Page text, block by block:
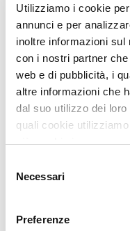
Utilizziamo i cookie
annunci e per
inoltre informazioni
con i nostri partner
web e di pubblicità, i
altre informazioni che
dal suo utilizzo dei
quali cookie
più su chi siamo,
può trovare nel footer
delNecessari
Preferenze
27026 Garlasco (PV)
Indicazioni
0382822252
0382822252